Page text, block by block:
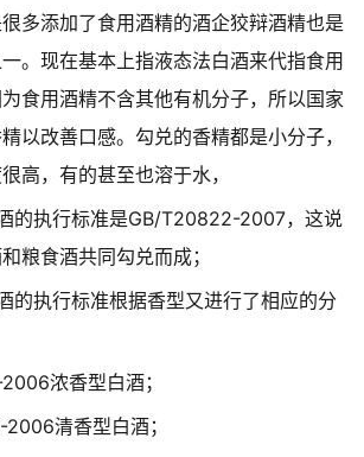
多添加了食用酒精的酒企狡辩酒精也是
。现在基本上指液态法白酒来代指食用
食用酒精不含其他有机分子，所以国家
以改善口感。勾兑的香精都是小分子，
高，有的甚至也溶于水，
的执行标准是GB/T20822-2007，这说
粮食酒共同勾兑而成；
的执行标准根据香型又进行了相应的分
浓香型白酒；
清香型白酒；